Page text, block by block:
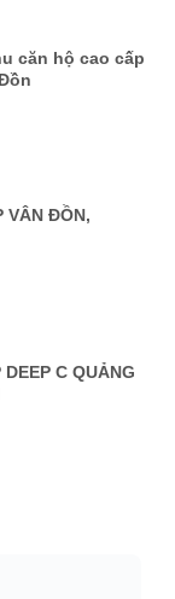
căn hộ cao cấp
VÂN ĐỒN,
C QUẢNG